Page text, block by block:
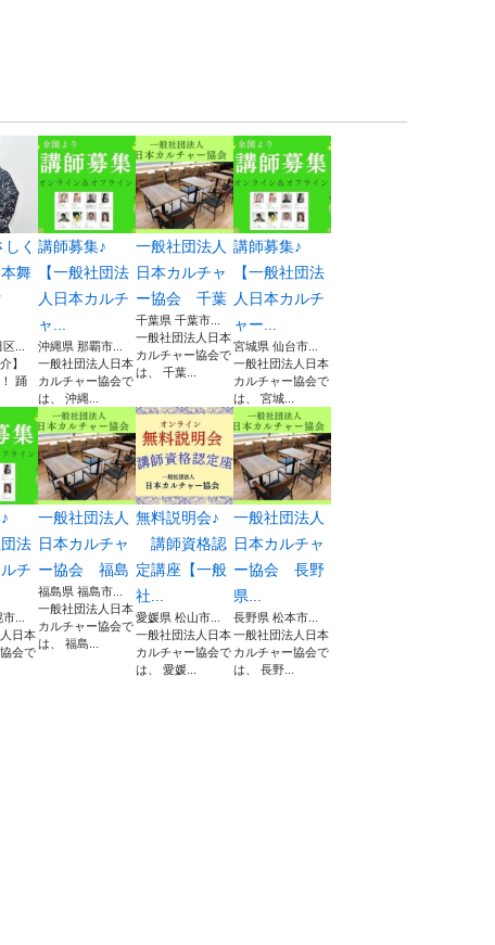
く
舞
...
】
踊
講師募集♪
【一般社団法
人日本カルチ
ャ...
沖縄県 那覇市...
一般社団法人日本
カルチャー協会で
は、 沖縄...
一般社団法人
日本カルチャ
ー協会 千葉
千葉県 千葉市...
一般社団法人日本
カルチャー協会で
は、 千葉...
講師募集♪
【一般社団法
人日本カルチ
ャー...
宮城県 仙台市...
一般社団法人日本
カルチャー協会で
は、 宮城...
団法
チ
...
日本
会で
一般社団法人
日本カルチャ
ー協会 福島
福島県 福島市...
一般社団法人日本
カルチャー協会で
は、 福島...
無料説明会♪
講師資格認
定講座【一般
社...
愛媛県 松山市...
一般社団法人日本
カルチャー協会で
は、 愛媛...
一般社団法人
日本カルチャ
ー協会 長野
県...
長野県 松本市...
一般社団法人日本
カルチャー協会で
は、 長野...